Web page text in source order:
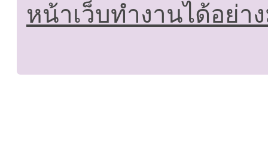
หน้าเว็บทำงานได้อย่า